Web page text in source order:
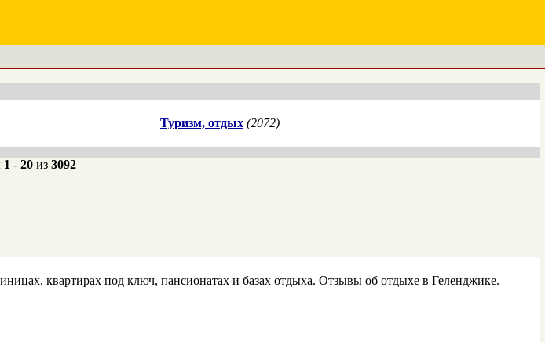
Туризм, отдых (2072)
1 - 20из 3092
квартирах под ключ, пансионатах и базах отдыха. Отзывы об отдыхе в Геленджике.